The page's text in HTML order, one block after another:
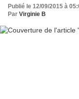
Publié le 12/09/2015 à
Par Virginie B